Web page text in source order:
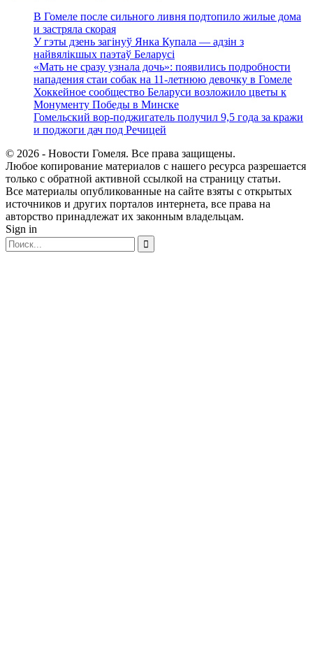
В Гомеле после сильного ливня подтопило жилые дома
и застряла скорая
У гэты дзень загінуў Янка Купала — адзін з
найвялікшых паэтаў Беларусі
«Мать не сразу узнала дочь»: появились подробности
нападения стаи собак на 11-летнюю девочку в Гомеле
Хоккейное сообщество Беларуси возложило цветы к
Монументу Победы в Минске
Гомельский вор-поджигатель получил 9,5 года за кражи
и поджоги дач под Речицей
© 2026 - Новости Гомеля. Все права защищены.
Любое копирование материалов с нашего ресурса разрешается
только с обратной активной ссылкой на страницу статьи.
Все материалы опубликованные на сайте взяты с открытых
источников и других порталов интернета, все права на
авторство принадлежат их законным владельцам.
Sign in